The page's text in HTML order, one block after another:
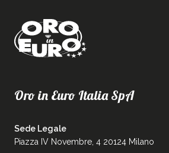
Oro in Euro Italia SpA
Sede Legale
Piazza IV Novembre, 4 20124 Milano